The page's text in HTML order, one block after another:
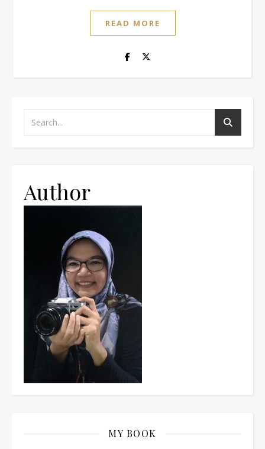
READ MORE
Author
MY BOOK